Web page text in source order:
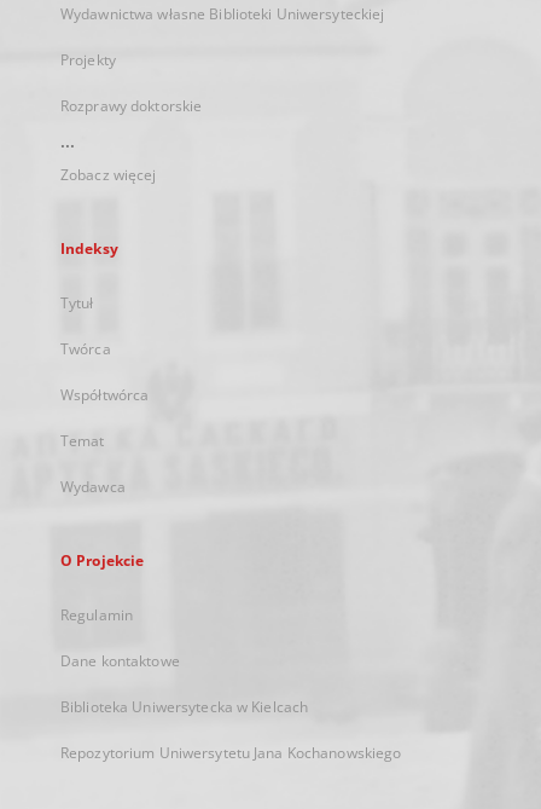
Wydawnictwa własne Biblioteki Uniwersyteckiej
Projekty
Rozprawy doktorskie
...
Zobacz więcej
Indeksy
Tytuł
Twórca
Współtwórca
Temat
Wydawca
O Projekcie
Regulamin
Dane kontaktowe
Biblioteka Uniwersytecka w Kielcach
Repozytorium Uniwersytetu Jana Kochanowskiego